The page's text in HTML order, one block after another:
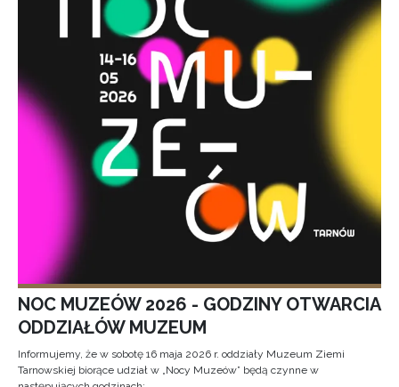
NOC MUZEÓW 2026 - GODZINY OTWARCIA
ODDZIAŁÓW MUZEUM
Informujemy, że w sobotę 16 maja 2026 r. oddziały Muzeum Ziemi
Tarnowskiej biorące udział w „Nocy Muzeów” będą czynne w